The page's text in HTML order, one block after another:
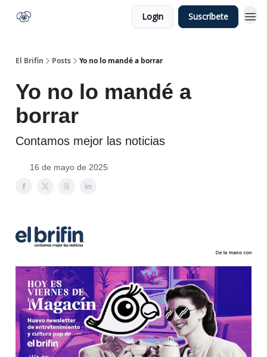
Login Suscríbete
El Brifin Posts Yo no lo mandé a borrar
Yo no lo mandé a
borrar
Contamos mejor las noticias
16 de mayo de 2025